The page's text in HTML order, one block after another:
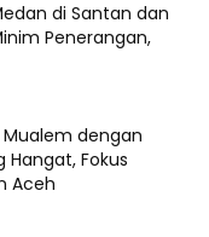
di Santan dan
Penerangan,
dengan
Hangat, Fokus
Aceh